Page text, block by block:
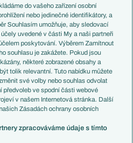
Francie
Itálie
Německo
Španělsko
Argentina
Brazílie
Přestupy
Zápasy
Livescore
Tipovací soutěž
do vašeho zařízení osobní
nebo jedinečné identifikátory, a
Souhlasím umožňuje, aby sledovací
uvedené v části My a naši partneři
poskytování. Výběrem Zamítnout
souhlasu je zakážete. Pokud jsou
některé zobrazené obsahy a
tolik relevantní. Tuto nabídku můžete
své volby nebo souhlas odvolat
předvoleb ve spodní části webové
v našem Internetová stránka. Další
Zásadách ochrany osobních
zpracováváme údaje s tímto